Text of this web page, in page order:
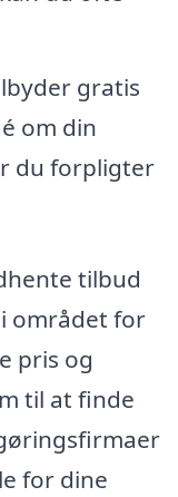
gratis
om din
du forpligter
tilbud
området for
pris og
til at finde
for dine